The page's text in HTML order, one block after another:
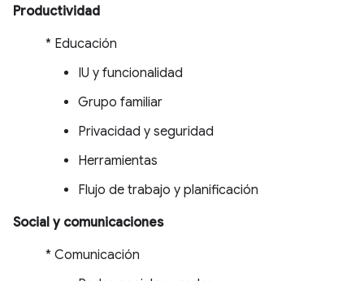
Productividad
* Educación
IU y funcionalidad
Grupo familiar
Privacidad y seguridad
Herramientas
Flujo de trabajo y planificación
Social y comunicaciones
* Comunicación